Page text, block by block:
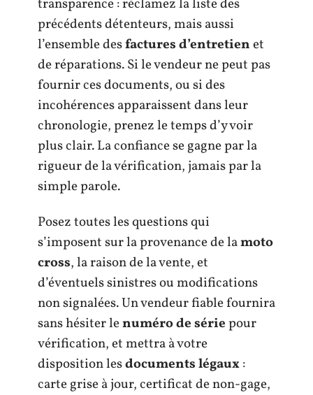
transparence : réclamez la liste des
précédents détenteurs, mais aussi
l’ensemble desfactures d’entretienet
de réparations. Si le vendeur ne peut pas
fournir ces documents, ou si des
incohérences apparaissent dans leur
chronologie, prenez le temps d’y voir
plus clair. La confiance se gagne par la
rigueur de la vérification, jamais par la
simple parole.
Posez toutes les questions qui
s’imposent sur la provenance de lamoto
cross, la raison de la vente, et
d’éventuels sinistres ou modifications
non signalées. Un vendeur fiable fournira
sans hésiter lenuméro de sériepour
vérification, et mettra à votre
disposition lesdocuments légaux:
carte grise à jour, certificat de non-gage,